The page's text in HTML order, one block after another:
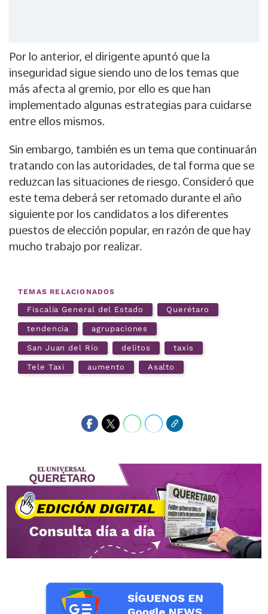
Por lo anterior, el dirigente apuntó que la
inseguridad sigue siendo uno de los temas que
más afecta al gremio, por ello es que han
implementado algunas estrategias para cuidarse
entre ellos mismos.
Sin embargo, también es un tema que continuarán
tratando con las autoridades, de tal forma que se
reduzcan las situaciones de riesgo. Consideró que
este tema deberá ser retomado durante el año
siguiente por los candidatos a los diferentes
puestos de elección popular, en razón de que hay
mucho trabajo por realizar.
TEMAS RELACIONADOS
Fiscalía General del Estado Querétaro
tendencia agrupaciones
San Juan del Río delitos taxis
Tele Taxi aumento Asalto